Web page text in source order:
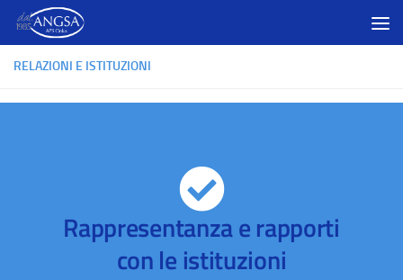
Salta al contenuto
RELAZIONI E ISTITUZIONI
Rappresentanza e rapporti
con le istituzioni